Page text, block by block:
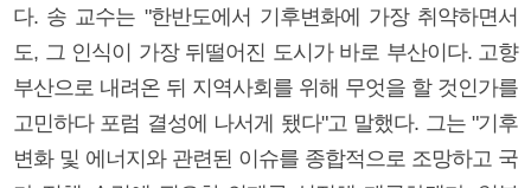
다. 송 교수는 "한반도에서 기후변화에 가장 취약하면서
도, 그 인식이 가장 뒤떨어진 도시가 바로 부산이다. 고향
부산으로 내려온 뒤 지역사회를 위해 무엇을 할 것인가를
고민하다 포럼 결성에 나서게 됐다"고 말했다. 그는 "기후
변화 및 에너지와 관련된 이슈를 종합적으로 조망하고 국